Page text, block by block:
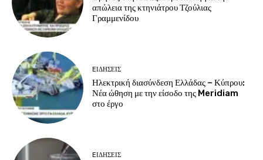
απώλεια της κτηνιάτρου Τζούλιας
Γραμμενίδου
EΙΔΗΣΕΙΣ
Ηλεκτρική διασύνδεση Ελλάδας – Κύπρου:
Νέα ώθηση με την είσοδο της Meridiam
στο έργο
EΙΔΗΣΕΙΣ